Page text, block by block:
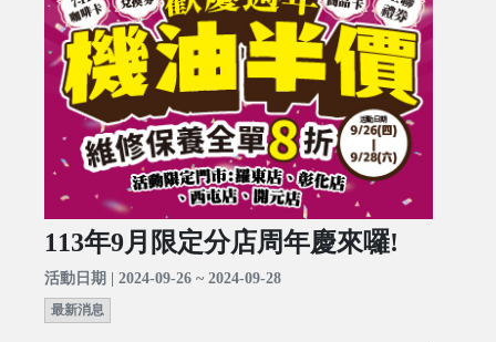
113年9月限定分店周年慶來囉!
活動日期 | 2024-09-26 ~ 2024-09-28
最新消息